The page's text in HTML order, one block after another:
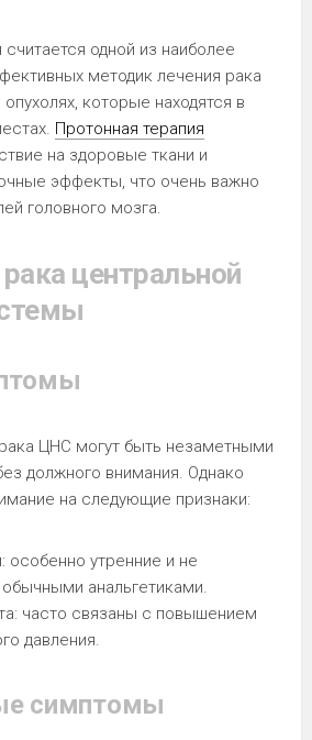
одной из наиболее
методик лечения рака
которые находятся в
Протонная терапия
на здоровые ткани и
эффекты, что очень важно
головного мозга.
центральной
ЦНС могут быть незаметными
должного внимания. Однако
на следующие признаки:
особенно утренние и не
анальгетиками.
часто связаны с повышением
давления.
симптомы